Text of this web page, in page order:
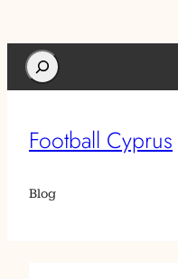
Search
Football Cyprus
Blog